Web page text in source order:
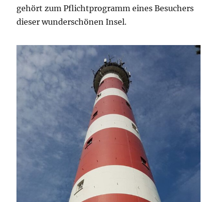
gehört zum Pflichtprogramm eines Besuchers
dieser wunderschönen Insel.